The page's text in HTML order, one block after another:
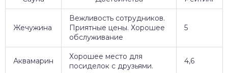
Жечужина
Вежливость сотрудников.
Приятные цены. Хорошее
обслуживание
5
Аквамарин
Хорошее место для
посиделок с друзьями.
4,6